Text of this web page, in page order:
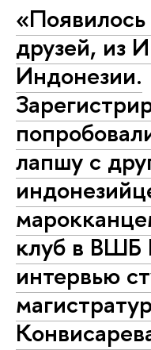
«Появилось
друзей, из
Индонезии.
лапшу с
клуб в
интервью